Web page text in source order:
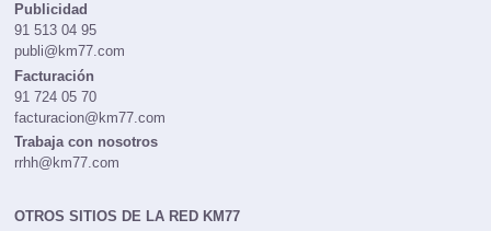
Publicidad
91 513 04 95
publi@km77.com
Facturación
91 724 05 70
facturacion@km77.com
Trabaja con nosotros
rrhh@km77.com
OTROS SITIOS DE LA RED KM77